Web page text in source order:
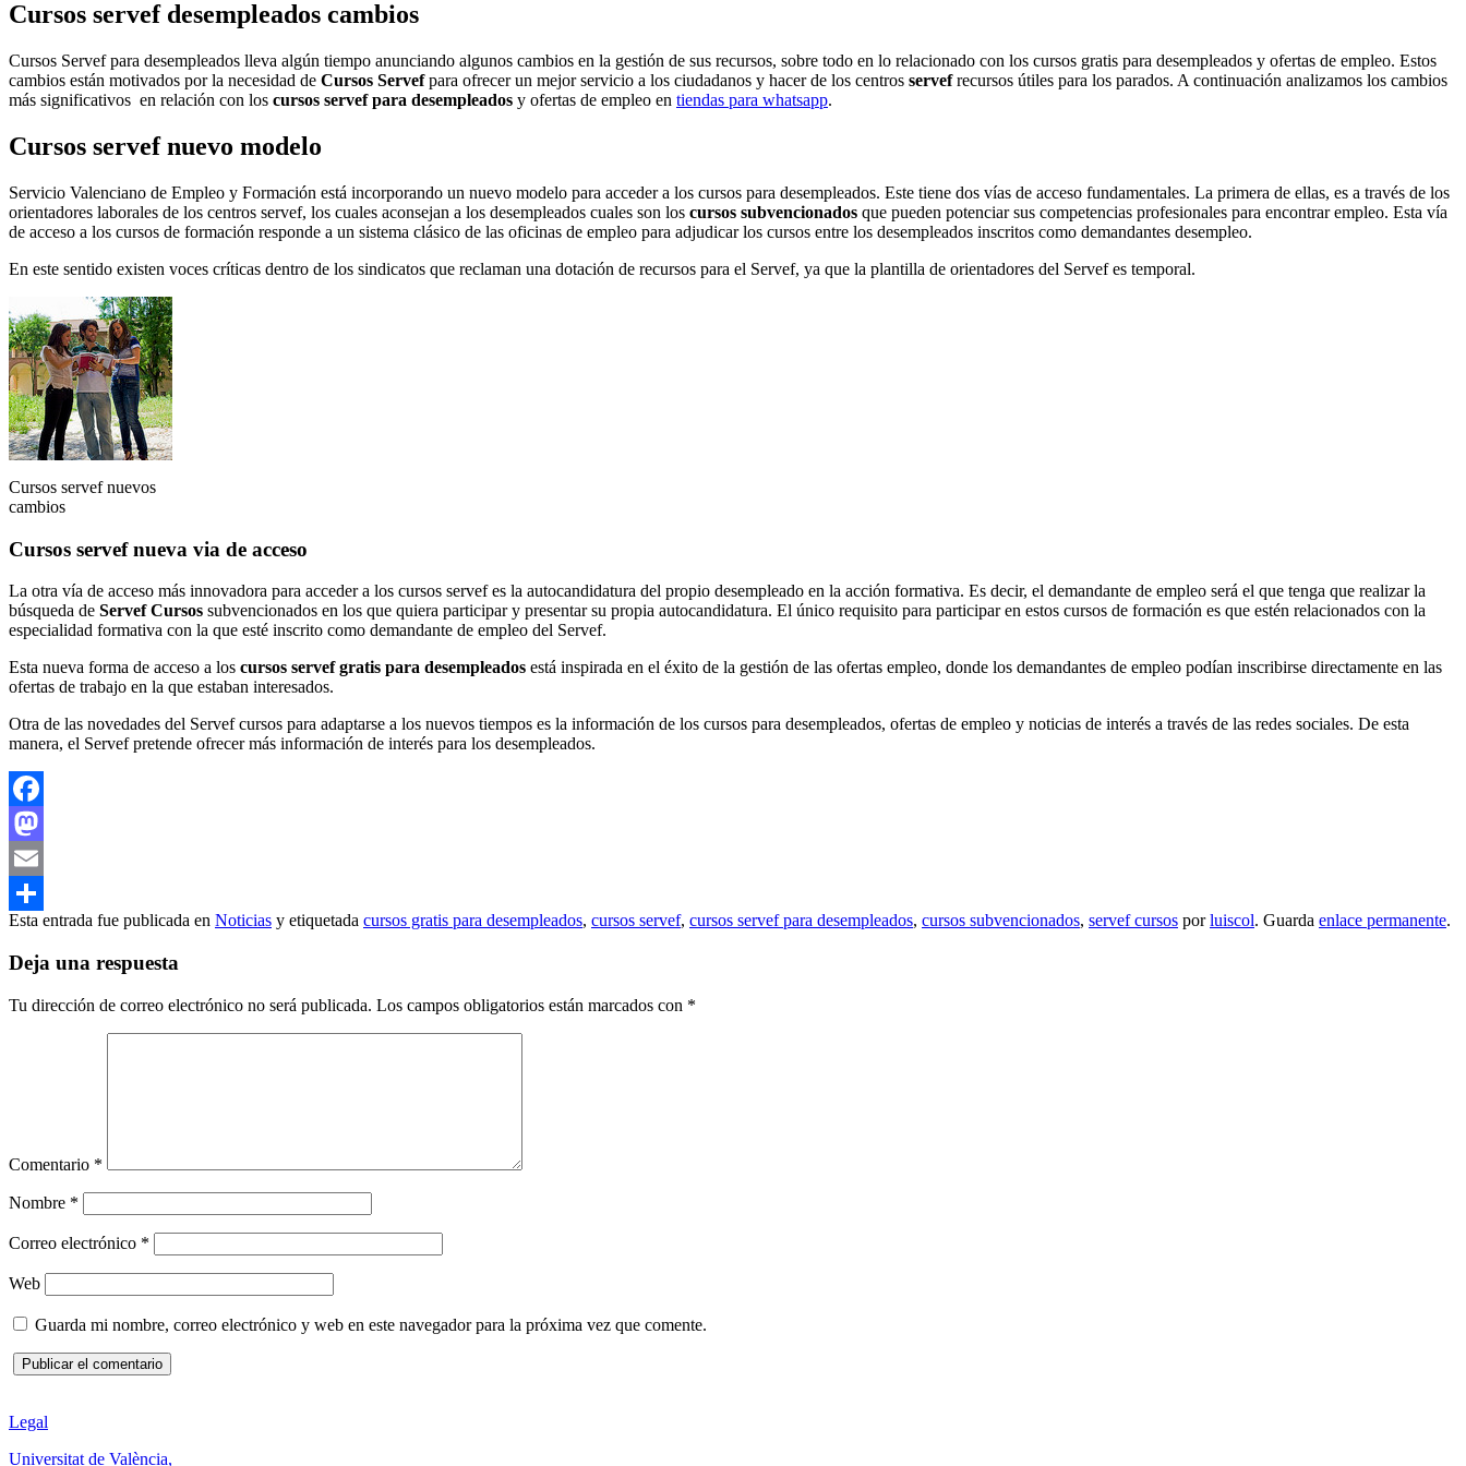
Cursos servef desempleados cambios
Cursos Servef para desempleados lleva algún tiempo anunciando algunos cambios en la gestión de sus recursos, sobre todo en lo relacionado con los cursos gratis para desempleados y ofertas de empleo. Estos
cambios están motivados por la necesidad de Cursos Servefpara ofrecer un mejor servicio a los ciudadanos y hacer de los centros servefrecursos útiles para los parados. A continuación analizamos los cambios
más significativos en relación con los cursos servef para desempleados y ofertas de empleo en tiendas para whatsapp.
Cursos servef nuevo modelo
Servicio Valenciano de Empleo y Formación está incorporando un nuevo modelo para acceder a los cursos para desempleados. Este tiene dos vías de acceso fundamentales. La primera de ellas, es a través de los
orientadores laborales de los centros servef, los cuales aconsejan a los desempleados cuales son los cursos subvencionados que pueden potenciar sus competencias profesionales para encontrar empleo. Esta vía
de acceso a los cursos de formación responde a un sistema clásico de las oficinas de empleo para adjudicar los cursos entre los desempleados inscritos como demandantes desempleo.
En este sentido existen voces críticas dentro de los sindicatos que reclaman una dotación de recursos para el Servef, ya que la plantilla de orientadores del Servef es temporal.
Cursos servef nuevos
cambios
Cursos servef nueva via de acceso
La otra vía de acceso más innovadora para acceder a los cursos servef es la autocandidatura del propio desempleado en la acción formativa. Es decir, el demandante de empleo será el que tenga que realizar la
búsqueda de Servef Cursos subvencionados en los que quiera participar y presentar su propia autocandidatura. El único requisito para participar en estos cursos de formación es que estén relacionados con la
especialidad formativa con la que esté inscrito como demandante de empleo del Servef.
Esta nueva forma de acceso a los cursos servef gratis para desempleados está inspirada en el éxito de la gestión de las ofertas empleo, donde los demandantes de empleo podían inscribirse directamente en las
ofertas de trabajo en la que estaban interesados.
Otra de las novedades del Servef cursos para adaptarse a los nuevos tiempos es la información de los cursos para desempleados, ofertas de empleo y noticias de interés a través de las redes sociales. De esta
manera, el Servef pretende ofrecer más información de interés para los desempleados.
Facebook
Mastodon
Email
Compartir
Esta entrada fue publicada en Noticias y etiquetada cursos gratis para desempleados, cursos servef, cursos servef para desempleados, cursos subvencionados, servef cursos porluiscol. Guarda enlace permanente.
Deja una respuesta
Tu dirección de correo electrónico no será publicada. Los campos obligatorios están marcados con *
Comentario *
Nombre *
Correo electrónico *
Web
Guarda mi nombre, correo electrónico y web en este navegador para la próxima vez que comente.
Legal
Universitat de València,